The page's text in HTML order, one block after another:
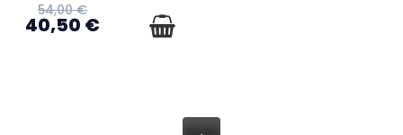
54,00 €
40,50 €